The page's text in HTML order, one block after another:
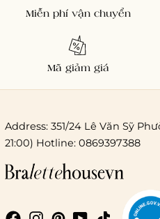
Chi phí giao hàng
Miễn phí vận chuyển
Mã giảm giá
Address: 351/24 Lê Văn Sỹ
21:00) Hotline: 0869397388